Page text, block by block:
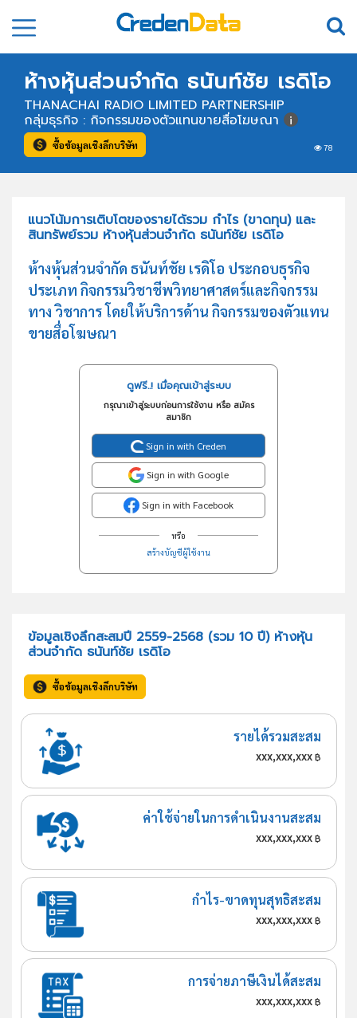
ห้างหุ้นส่วนจำกัด ธนันท์ชัย เรดิโอ
THANACHAI RADIO LIMITED PARTNERSHIP
78
กลุ่มธุรกิจ : กิจกรรมของตัวแทนขายสื่อโฆษณา
ซื้อข้อมูลเชิงลึกบริษัท
แนวโน้มการเติบโตของรายได้รวม กำไร (ขาดทุน) และ
สินทรัพย์รวม ห้างหุ้นส่วนจำกัด ธนันท์ชัย เรดิโอ
ห้างหุ้นส่วนจำกัด ธนันท์ชัย เรดิโอ ประกอบธุรกิจ
ประเภท กิจกรรมวิชาชีพวิทยาศาสตร์และกิจกรรม
ทาง วิชาการ โดยให้บริการด้าน กิจกรรมของตัวแทน
ขายสื่อโฆษณา
ดูฟรี..! เมื่อคุณเข้าสู่ระบบ
กรุณาเข้าสู่ระบบก่อนการใช้งาน หรือ สมัคร
สมาชิก
Sign in with Creden
Sign in with Google
Sign in with Facebook
หรือ
สร้างบัญชีผู้ใช้งาน
ข้อมูลเชิงลึกสะสมปี 2559-2568 (รวม 10 ปี) ห้างหุ้น
ส่วนจำกัด ธนันท์ชัย เรดิโอ
ซื้อข้อมูลเชิงลึกบริษัท
รายได้รวมสะสม
xxx,xxx,xxx฿
ค่าใช้จ่ายในการดำเนินงานสะสม
xxx,xxx,xxx฿
กำไร-ขาดทุนสุทธิสะสม
xxx,xxx,xxx฿
การจ่ายภาษีเงินได้สะสม
xxx,xxx,xxx฿